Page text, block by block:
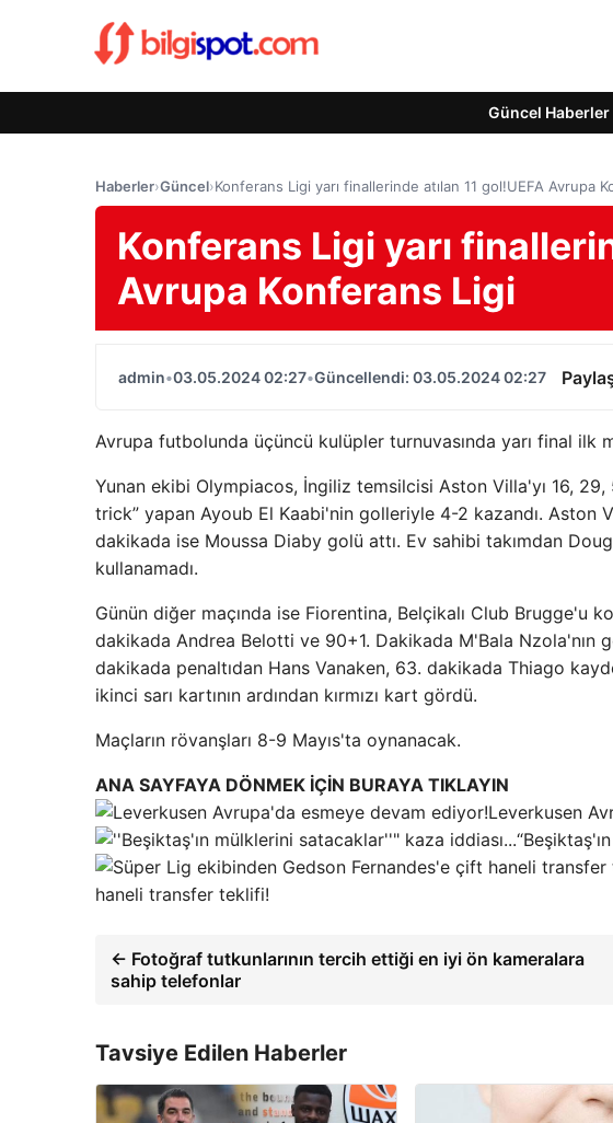
Güncel Haberler
Haberler›Güncel›Konferans Ligi yarı finallerinde atılan 11 gol!UEFA Avrupa
Konferans Ligi yarı
Avrupa Konferans Ligi
admin•03.05.2024 02:27•Güncellendi: 03.05.2024 02:27
Avrupa futbolunda üçüncü kulüpler turnuvasında yarı final ilk
Yunan ekibi Olympiacos, İngiliz temsilcisi Aston Villa'yı 16,
trick” yapan Ayoub El Kaabi'nin golleriyle 4-2 kazandı. Aston
dakikada ise Moussa Diaby golü attı. Ev sahibi takımdan
kullanamadı.
Günün diğer maçında ise Fiorentina, Belçikalı Club Brugge'u
dakikada Andrea Belotti ve 90+1. Dakikada M'Bala Nzola'nın
dakikada penaltıdan Hans Vanaken, 63. dakikada Thiago
ikinci sarı kartının ardından kırmızı kart gördü.
Maçların rövanşları 8-9 Mayıs'ta oynanacak.
ANA SAYFAYA DÖNMEK İÇİN BURAYA TIKLAYIN
Leverkusen
haneli transfer teklifi!
← Fotoğraf tutkunlarının tercih ettiği en iyi ön kameralara
sahip telefonlar
Tavsiye Edilen Haberler